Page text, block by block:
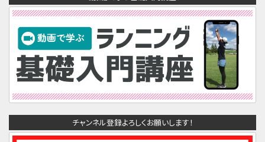
チャンネル登録よろしくお願いします！